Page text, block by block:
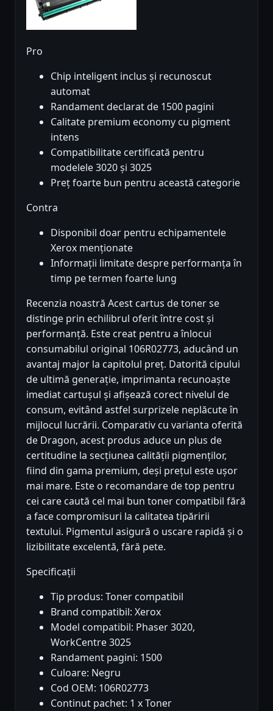
Pro
Chip inteligent inclus și recunoscut
automat
Randament declarat de 1500 pagini
Calitate premium economy cu pigment
intens
Compatibilitate certificată pentru
modelele 3020 și 3025
Preț foarte bun pentru această categorie
Contra
Disponibil doar pentru echipamentele
Xerox menționate
Informații limitate despre performanța în
timp pe termen foarte lung
Recenzia noastră Acest cartus de toner se
distinge prin echilibrul oferit între cost și
performanță. Este creat pentru a înlocui
consumabilul original 106R02773, aducând un
avantaj major la capitolul preț. Datorită cipului
de ultimă generație, imprimanta recunoaște
imediat cartușul și afișează corect nivelul de
consum, evitând astfel surprizele neplăcute în
mijlocul lucrării. Comparativ cu varianta oferită
de Dragon, acest produs aduce un plus de
certitudine la secțiunea calității pigmenților,
fiind din gama premium, deși prețul este ușor
mai mare. Este o recomandare de top pentru
cei care caută cel mai bun toner compatibil fără
a face compromisuri la calitatea tipăririi
textului. Pigmentul asigură o uscare rapidă și o
lizibilitate excelentă, fără pete.
Specificații
Tip produs: Toner compatibil
Brand compatibil: Xerox
Model compatibil: Phaser 3020,
WorkCentre 3025
Randament pagini: 1500
Culoare: Negru
Cod OEM: 106R02773
Continut pachet: 1 x Toner